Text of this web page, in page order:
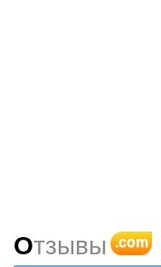
Отзывы .com